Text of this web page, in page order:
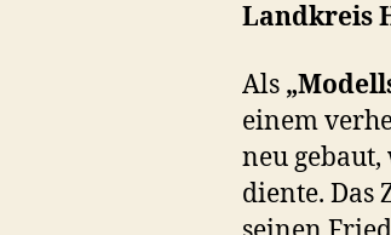
Landkreis
Als
einem
neu
diente. Das